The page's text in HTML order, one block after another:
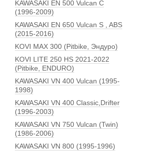
KAWASAKI EN 500 Vulcan C
(1996-2009)
KAWASAKI EN 650 Vulcan S , ABS
(2015-2016)
KOVI MAX 300 (Pitbike, Эндуро)
KOVI LITE 250 HS 2021-2022
(Pitbike, ENDURO)
KAWASAKI VN 400 Vulcan (1995-
1998)
KAWASAKI VN 400 Classic,Drifter
(1996-2003)
KAWASAKI VN 750 Vulcan (Twin)
(1986-2006)
KAWASAKI VN 800 (1995-1996)